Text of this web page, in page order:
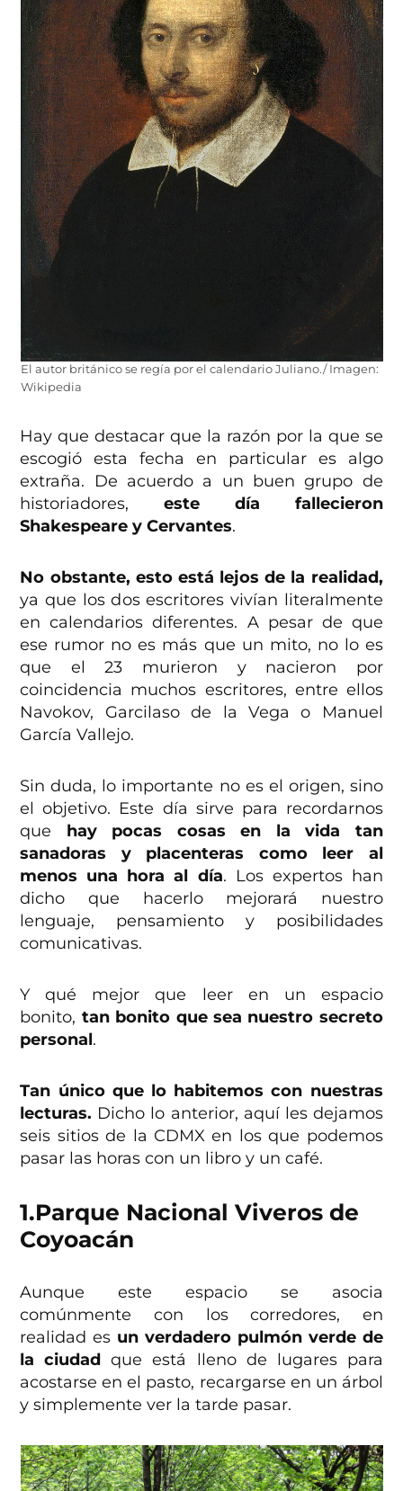
El autor británico se regía por el calendario Juliano./ Imagen:
Wikipedia
Hay que destacar que la razón por la que se
escogió esta fecha en particular es algo
extraña. De acuerdo a un buen grupo de
historiadores,este día fallecieron
Shakespeare y Cervantes.
No obstante, esto está lejos de la realidad,
ya que los dos escritores vivían literalmente
en calendarios diferentes. A pesar de que
ese rumor no es más que un mito, no lo es
que el 23 murieron y nacieron por
coincidencia muchos escritores, entre ellos
Navokov, Garcilaso de la Vega o Manuel
García Vallejo.
Sin duda, lo importante no es el origen, sino
el objetivo. Este día sirve para recordarnos
que hay pocas cosas en la vida tan
sanadoras y placenteras como leer al
menos una hora al día. Los expertos han
dicho que hacerlo mejorará nuestro
lenguaje, pensamiento y posibilidades
comunicativas.
Y qué mejor que leer en un espacio
bonito, tan bonito que sea nuestro secreto
personal.
Tan único que lo habitemos con nuestras
lecturas. Dicho lo anterior, aquí les dejamos
seis sitios de la CDMX en los que podemos
pasar las horas con un libro y un café.
1.Parque Nacional Viveros de
Coyoacán
Aunque este espacio se asocia
comúnmente con los corredores, en
realidad es un verdadero pulmón verde de
la ciudadque está lleno de lugares para
acostarse en el pasto, recargarse en un árbol
y simplemente ver la tarde pasar.